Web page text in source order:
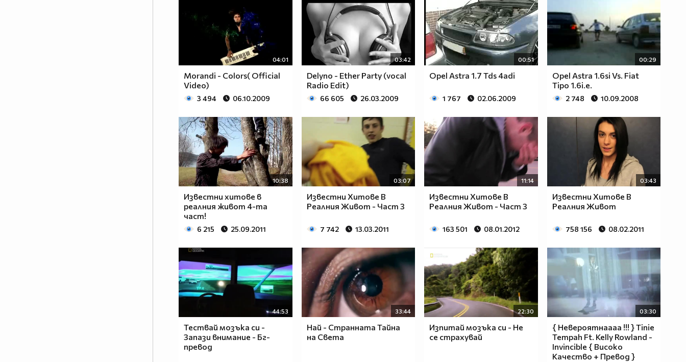
04:01
Morandi - Colors( Official
Video)
3 494 06.10.2009
03:42
Delyno - Ether Party (vocal
Radio Edit)
66 605 26.03.2009
00:51
Opel Astra 1.7 Tds 4adi
1 767 02.06.2009
00:29
Opel Astra 1.6si Vs. Fiat
Tipo 1.6i.e.
2 748 10.09.2008
10:38
Известни хитове в
реалния живот 4-та
част!
6 215 25.09.2011
03:07
Известни Хитове В
Реалния Живот - Част 3
7 742 13.03.2011
11:14
Известни Хитове В
Реалния Живот - Част 3
163 501 08.01.2012
03:43
Известни Хитовe В
Реалния Живот
758 156 08.02.2011
44:53
Тествай мозъка си -
Запази внимание - Бг-
превод
33:44
Най - Странната Тайна
на Света
22:30
Изпитай мозъка си - Не
се страхувай
03:30
{ Невероятнаааа !!! } Tinie
Tempah Ft. Kelly Rowland -
Invincible { Високо
Качество + Превод }